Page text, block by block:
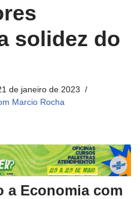
solidez do
de janeiro de 2023
Marcio Rocha
a Economia com